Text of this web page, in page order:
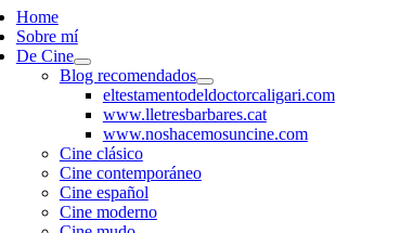
Home
Sobre mí
De Cine
Blog recomendados
eltestamentodeldoctorcaligari.com
www.lletresbarbares.cat
www.noshacemosuncine.com
Cine clásico
Cine contemporáneo
Cine español
Cine moderno